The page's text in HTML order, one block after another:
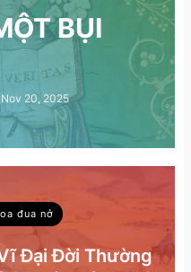
BỤI
Nov 20, 2025
đua nở
Đại Đời Thường